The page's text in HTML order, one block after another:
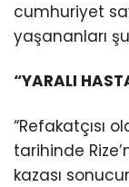
cumhuriyet
yaşananları
“YARALI
“Refakatçısı
tarihinde
kazası